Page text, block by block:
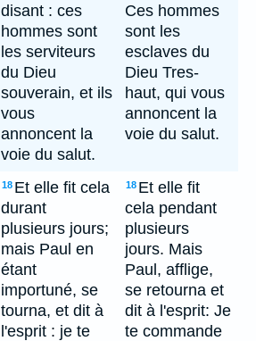
disant : ces
hommes sont
les serviteurs
du Dieu
souverain, et ils
vous
annoncent la
voie du salut.
Ces hommes
sont les
esclaves du
Dieu Tres-
haut, qui vous
annoncent la
voie du salut.
18 Et elle fit cela
durant
plusieurs jours;
mais Paul en
étant
importuné, se
tourna, et dit à
l'esprit : je te
18 Et elle fit
cela pendant
plusieurs
jours. Mais
Paul, afflige,
se retourna et
dit à l'esprit: Je
te commande